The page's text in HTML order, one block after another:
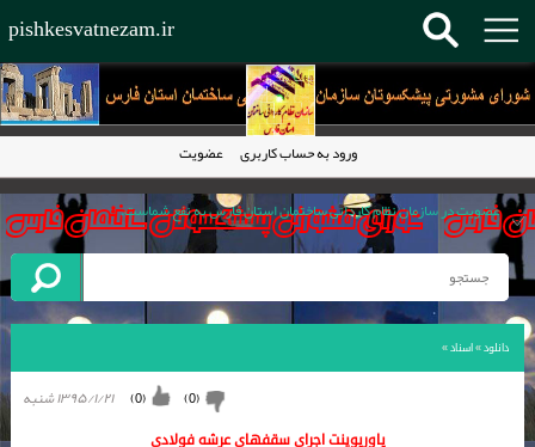
pishkesvatnezam.ir
عضویت
ورود به حساب کاربری
عضویت در سازمان نظام کاردانی ساختمان استان فارس به نفع شماست.
سال 1395 به تمام پیشکسوتان عزیز سازمان مبارک باد.
کاردان فنی ساختمان حلقه مفقوده در هرم ساخت وساز
سازمان نظام کاردانی ساختمان استان فارس پیشرو در تمام کشور
دانلود»اسناد»
۱۳۹۵/۱/۲۱ شنبه (
0
) (
0
)
پاورپوینت اجرای سقفهای عرشه فولادی